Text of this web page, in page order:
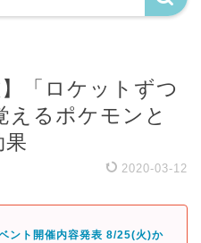
「ロケットずつ
えるポケモンと
2020-03-12
ント開催内容発表 8/25(火)か